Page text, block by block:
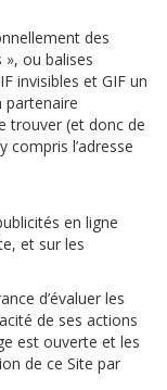
des
ou balises
invisibles et GIF un
partenaire
trouver (et donc de
l’adresse
en ligne
et sur les
d’évaluer les
de ses actions
est ouverte et les
de ce Site par